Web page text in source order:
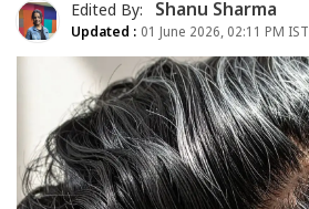
Edited By: Shanu Sharma
Updated : 01 June 2026, 02:11 PM IST